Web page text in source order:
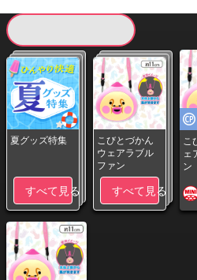
夏グッズ特集
すべて見る
こびとづかん
ウェアラブル
ファン
すべて見る
こ
ェ
ン